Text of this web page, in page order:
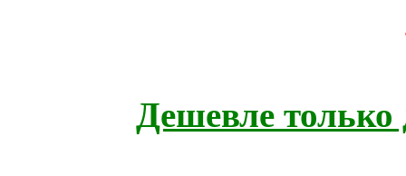
Дешевле